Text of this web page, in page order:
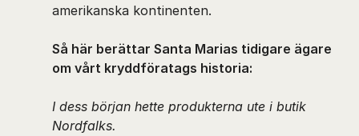
amerikanska kontinenten.
Så här berättar Santa Marias tidigare ägare
om vårt kryddföratags historia:
I dess början hette produkterna ute i butik
Nordfalks.